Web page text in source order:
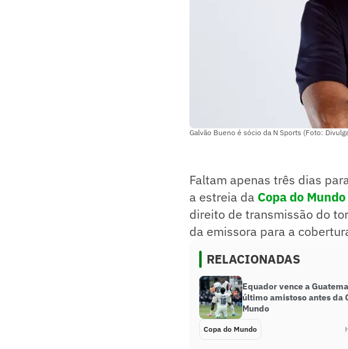
Galvão Bueno é sócio da N Sports (Foto:
Faltam apenas três dias
a estreia da Copa do Mundo
direito de transmissão do
da emissora para a
RELACIONADAS
Equador vence a
último amistoso antes da
Mundo
Copa do Mundo